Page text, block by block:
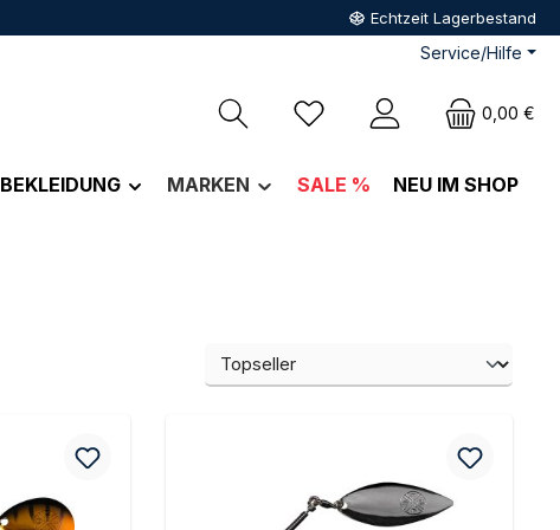
Echtzeit Lagerbestand
Service/Hilfe
Du hast 0 Produkte auf dem
0,00 €
BEKLEIDUNG MARKEN SALE % NEU IM SHOP